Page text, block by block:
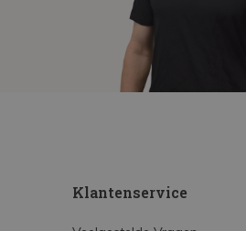
Klantenservice